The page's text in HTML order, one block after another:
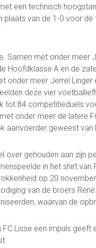
Evenementen
een technisch
plaats van de 1-0 voor
Samen met onder meer
Hoofdklasse A en de
onder meer Jerrel
deze vier
tot 84 competitieduels
onder meer de latere
aanvoerder geweest van
over gehouden aan zijn
in het shirt van
op 20
van de broers
waarvan de
Lisse een impuls geeft